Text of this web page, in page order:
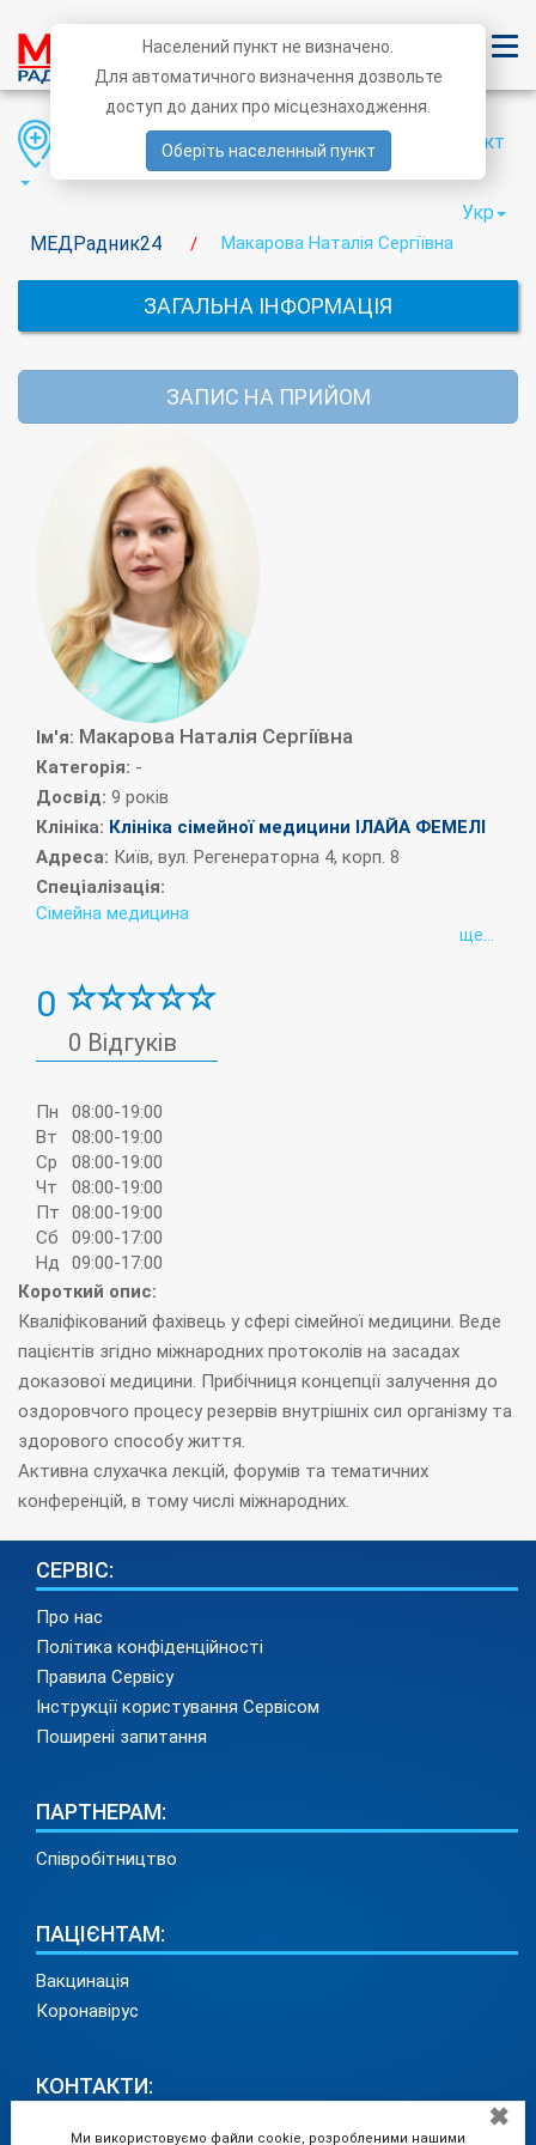
МЕДРадник24 / Макарова Наталія Сергіївна
Область Район Населений пункт
Укр
ЗАГАЛЬНА ІНФОРМАЦІЯ
ЗАПИС НА ПРИЙОМ
Iм'я: Макарова Наталія Сергіївна
Категорія: -
Досвід: 9 років
Клініка: Клініка сімейної медицини ІЛАЙА ФЕМЕЛІ
Адреса: Київ, вул. Регенераторна 4, корп. 8
Спеціалізація:
Сімейна медицина
ще...
0
0 Відгуків
Пн
08:00-19:00
Вт
08:00-19:00
Ср
08:00-19:00
Чт
08:00-19:00
Пт
08:00-19:00
Сб
09:00-17:00
Нд
09:00-17:00
Короткий опис:
Кваліфікований фахівець у сфері сімейної медицини. Веде
пацієнтів згідно міжнародних протоколів на засадах
доказової медицини. Прибічниця концепції залучення до
оздоровчого процесу резервів внутрішніх сил організму та
здорового способу життя.
Активна слухачка лекцій, форумів та тематичних
конференцій, в тому числі міжнародних.
СЕРВІС:
Про нас
Політика конфіденційності
Правила Сервісу
Інструкції користування Сервісом
Поширені запитання
ПАРТНЕРАМ:
Співробітництво
ПАЦІЄНТАМ:
Вакцинація
Коронавірус
КОНТАКТИ:
info@medadvisor24.com
✖
Ми використовуємо файли cookie, розробленими нашими
Населений пункт не визначено.
Для автоматичного визначення дозвольте
доступ до даних про місцезнаходження.
Оберіть населенный пункт